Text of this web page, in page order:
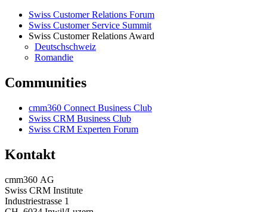
Swiss Customer Relations Forum
Swiss Customer Service Summit
Swiss Customer Relations Award
Deutschschweiz
Romandie
Communities
cmm360 Connect Business Club
Swiss CRM Business Club
Swiss CRM Experten Forum
Kontakt
cmm360 AG
Swiss CRM Institute
Industriestrasse 1